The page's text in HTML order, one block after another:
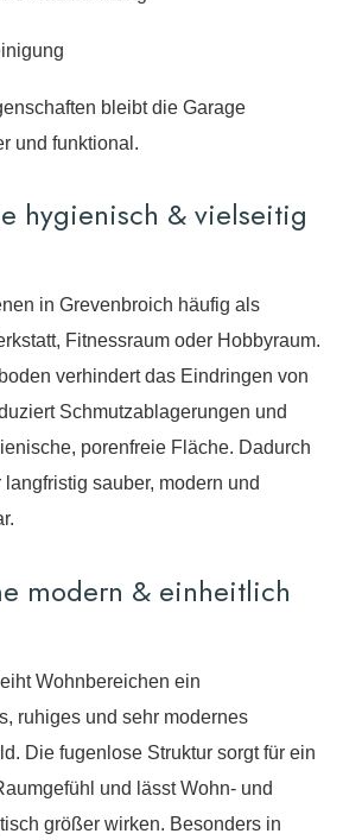
bleibt die Garage
und funktional.
hygienisch & vielseitig
in Grevenbroich häufig als
Fitnessraum oder Hobbyraum.
verhindert das Eindringen von
Schmutzablagerungen und
porenfreie Fläche. Dadurch
sauber, modern und
modern & einheitlich
Wohnbereichen ein
ruhiges und sehr modernes
Die fugenlose Struktur sorgt für ein
und lässt Wohn- und
größer wirken. Besonders in